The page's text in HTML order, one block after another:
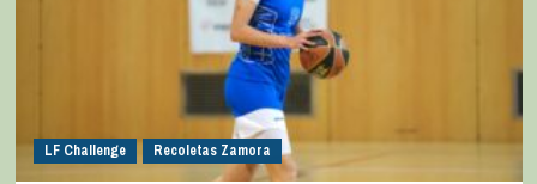
LF Challenge Recoletas Zamora